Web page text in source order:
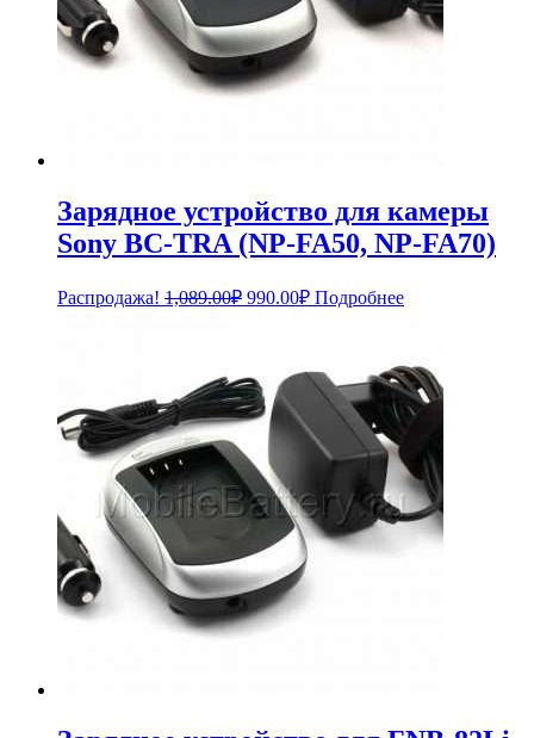
Зарядное устройство для камеры
Sony BC-TRA (NP-FA50, NP-FA70)
Распродажа! 1,089.00₽ Первоначальная
990.00₽Текущая
цена:
Подробнее